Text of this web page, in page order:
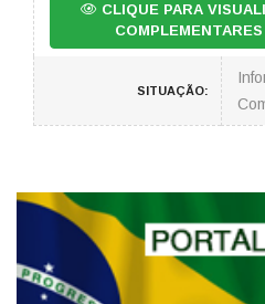
CLIQUE PARA
SITUAÇÃO: